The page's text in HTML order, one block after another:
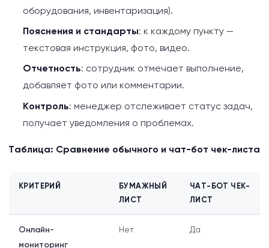
оборудования, инвентаризация).
Пояснения и стандарты: к каждому пункту —
текстовая инструкция, фото, видео.
Отчетность: сотрудник отмечает выполнение,
добавляет фото или комментарии.
Контроль: менеджер отслеживает статус задач,
получает уведомления о проблемах.
Таблица: Сравнение обычного и чат-бот чек-листа
КРИТЕРИЙ
БУМАЖНЫЙ
ЛИСТ
ЧАТ-БОТ ЧЕК-
ЛИСТ
Онлайн-
мониторинг
Нет Да